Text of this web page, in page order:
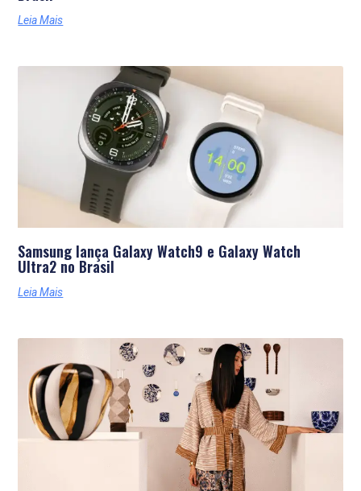
Leia Mais
Samsung lança Galaxy Watch9 e Galaxy Watch
Ultra2 no Brasil
Leia Mais